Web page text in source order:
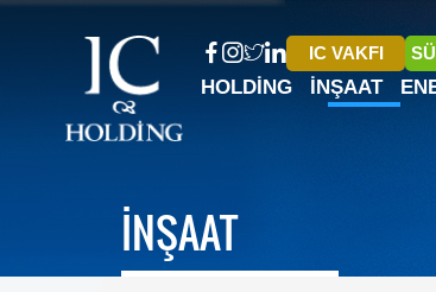
IC VAKFI
HOLDING İNŞAAT
İNŞAAT